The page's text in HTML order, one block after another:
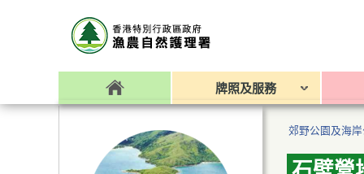
牌照及服務
郊野公園及海岸